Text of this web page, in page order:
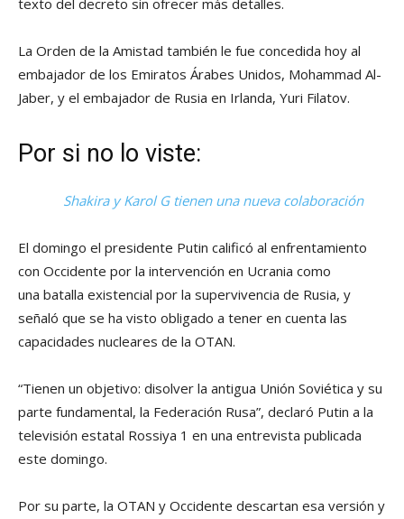
texto del decreto sin ofrecer más detalles.
La Orden de la Amistad también le fue concedida hoy al
embajador de los Emiratos Árabes Unidos, Mohammad Al-
Jaber, y el embajador de Rusia en Irlanda, Yuri Filatov.
Por si no lo viste:
Shakira y Karol G tienen una nueva colaboración
El domingo el presidente Putin calificó al enfrentamiento
con Occidente por la intervención en Ucrania como
una batalla existencial por la supervivencia de Rusia, y
señaló que se ha visto obligado a tener en cuenta las
capacidades nucleares de la OTAN.
“Tienen un objetivo: disolver la antigua Unión Soviética y su
parte fundamental, la Federación Rusa”, declaró Putin a la
televisión estatal Rossiya 1 en una entrevista publicada
este domingo.
Por su parte, la OTAN y Occidente descartan esa versión y